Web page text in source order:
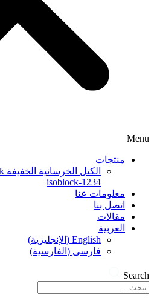
Menu
منتجات
isoblock-1234
معلومات عنا
اتصل بنا
مقالات
العربية
English
( الإنجليزية)
فارسی ( الفارسية)
Search